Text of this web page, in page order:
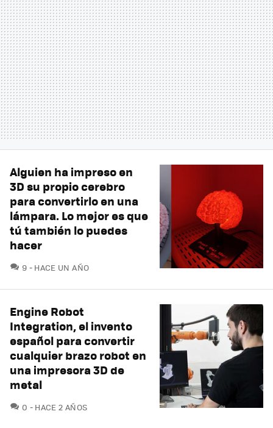
Alguien ha impreso en
3D su propio cerebro
para convertirlo en una
lámpara. Lo mejor es que
tú también lo puedes
hacer
9 COMENTARIOS
HACE UN AÑO
Engine Robot
Integration, el invento
español para convertir
cualquier brazo robot en
una impresora 3D de
metal
0 COMENTARIOS
HACE 2 AÑOS